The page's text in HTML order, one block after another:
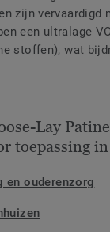
zijn vervaardigd
een ultralage
stoffen), wat
Lay
toepassing in
en ouderenzorg